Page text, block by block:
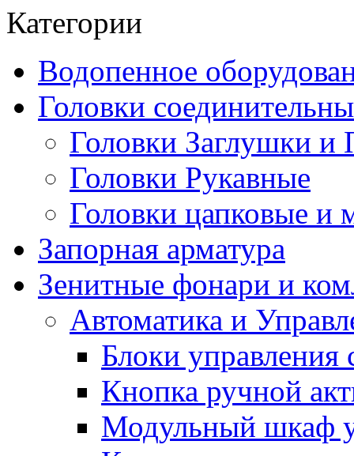
Категории
Водопенное
Головки
Головки Заглушки и
Головки Рукавные
Головки цапковые и
Запорная арматура
Зенитные фонари и
Автоматика и
Блоки
Кнопка ручной
Модульный шкаф